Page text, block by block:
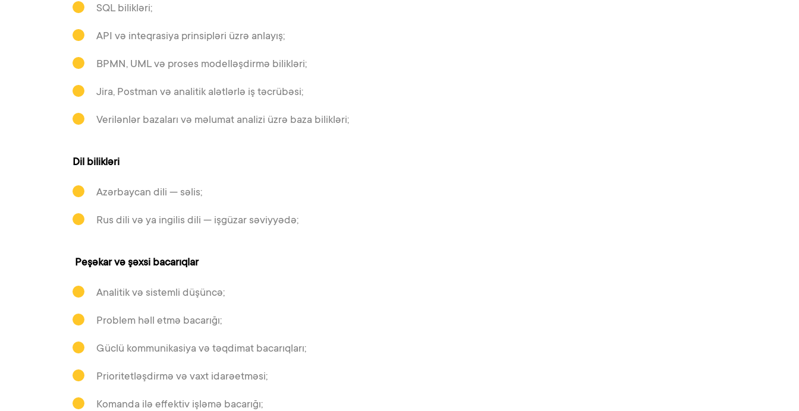
SQL bilikləri;
API və inteqrasiya prinsipləri üzrə anlayış;
BPMN, UML və proses modelləşdirmə bilikləri;
Jira, Postman və analitik alətlərlə iş təcrübəsi;
Verilənlər bazaları və məlumat analizi üzrə baza bilikləri;
Dil bilikləri
Azərbaycan dili — səlis;
Rus dili və ya ingilis dili — işgüzar səviyyədə;
Peşəkar və şəxsi bacarıqlar
Analitik və sistemli düşüncə;
Problem həll etmə bacarığı;
Güclü kommunikasiya və təqdimat bacarıqları;
Prioritetləşdirmə və vaxt idarəetməsi;
Komanda ilə effektiv işləmə bacarığı;